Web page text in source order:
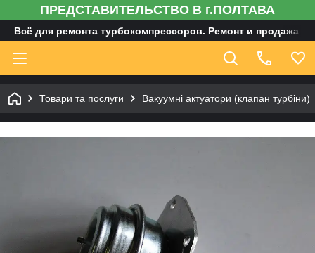
ПРЕДСТАВИТЕЛЬСТВО В г.ПОЛТАВА
Всё для ремонта турбокомпрессоров. Ремонт и продажа
Товари та послуги Вакуумні актуатори (клапан турбіни)